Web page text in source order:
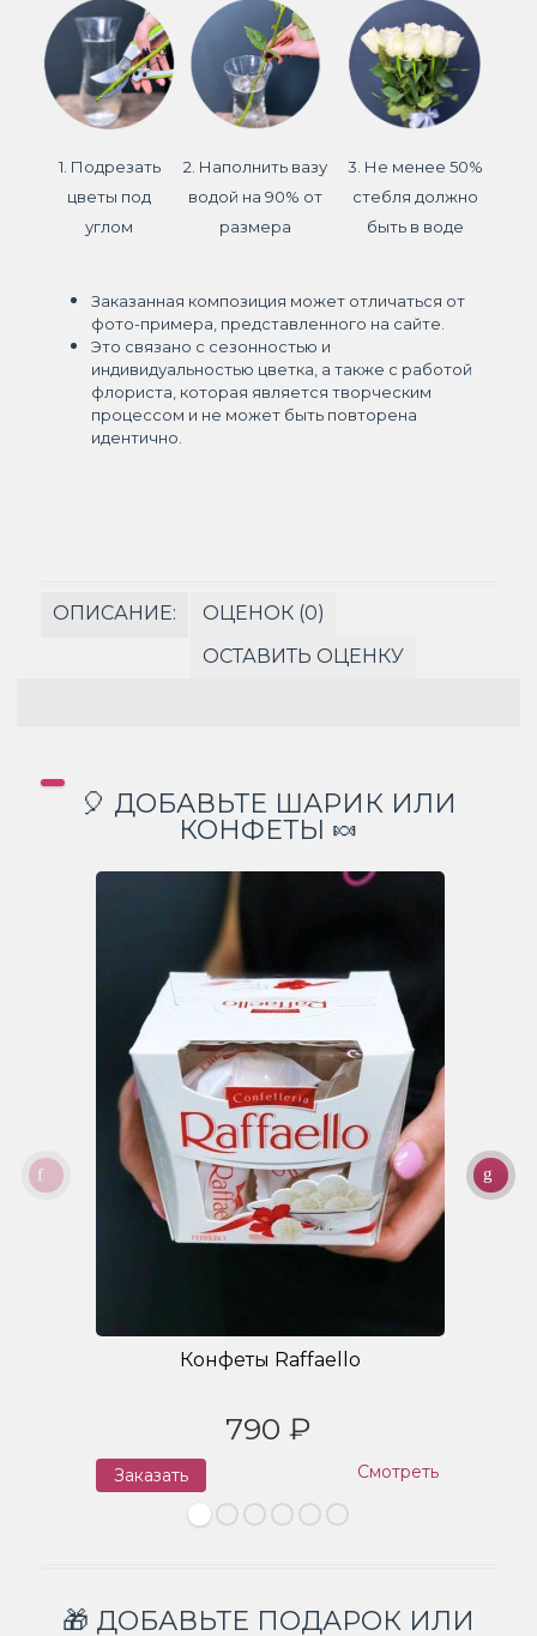
1. Подрезать
цветы под
углом
2. Наполнить вазу
водой на 90% от
размера
3. Не менее 50%
стебля должно
быть в воде
Заказанная композиция может отличаться от
фото-примера, представленного на сайте.
Это связано с сезонностью и
индивидуальностью цветка, а также с работой
флориста, которая является творческим
процессом и не может быть повторена
идентично.
ОПИСАНИЕ:
ОЦЕНОК (0)
ОСТАВИТЬ ОЦЕНКУ
🎈 ДОБАВЬТЕ ШАРИК ИЛИ
КОНФЕТЫ 🍬
Конфеты Raffaello
790 ₽
Заказать Смотреть
🎁 ДОБАВЬТЕ ПОДАРОК ИЛИ